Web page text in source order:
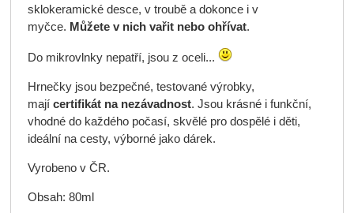
sklokeramické desce, v troubě a dokonce i v
myčce. Můžete v nich vařit nebo ohřívat.
Do mikrovlnky nepatří, jsou z oceli...
Hrnečky jsou bezpečné, testované výrobky,
mají certifikát na nezávadnost. Jsou krásné i funkční,
vhodné do každého počasí, skvělé pro dospělé i děti,
ideální na cesty, výborné jako dárek.
Vyrobeno v ČR.
Obsah: 80ml